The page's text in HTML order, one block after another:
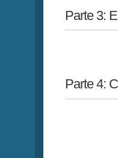
Parte 3:
Parte 4: